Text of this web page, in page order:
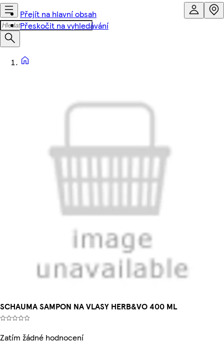
Přejít na hlavní obsah
Přeskočit na vyhledávání
SCHAUMA SAMPON NA VLASY HERB&VO 400 ML
Zatím žádné hodnocení